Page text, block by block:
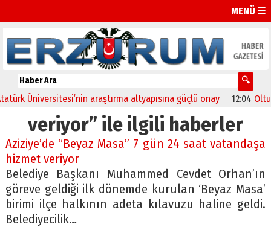
MENÜ ☰
Üniversitesi’nin araştırma altyapısına güçlü onay 12:04 Oltu’da
veriyor” ile ilgili haberler
Aziziye’de “Beyaz Masa” 7 gün 24 saat vatandaşa
hizmet veriyor
Belediye Başkanı Muhammed Cevdet Orhan’ın
göreve geldiği ilk dönemde kurulan ‘Beyaz Masa’
birimi ilçe halkının adeta kılavuzu haline geldi.
Belediyecilik…